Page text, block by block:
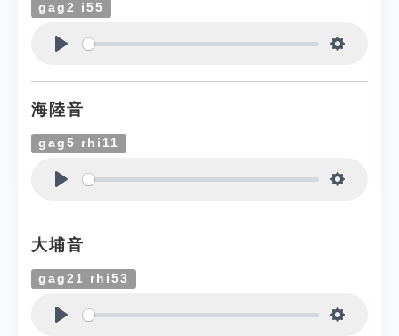
gag2 i55
海陸音
gag5 rhi11
大埔音
gag21 rhi53